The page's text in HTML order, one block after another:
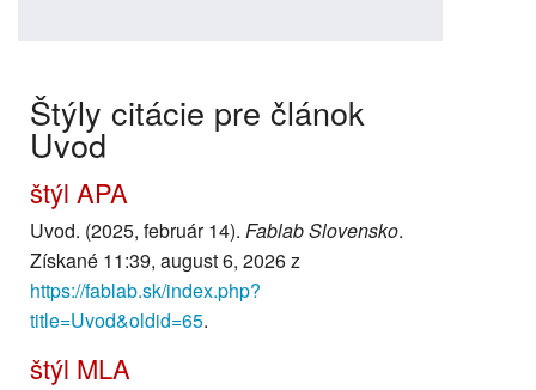
Štýly citácie pre článok
Uvod
štýl APA
Uvod. (2025, február 14). Fablab Slovensko.
Získané 11:39, august 6, 2026 z
https://fablab.sk/index.php?
title=Uvod&oldid=65.
štýl MLA